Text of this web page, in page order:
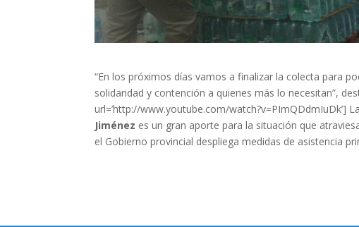
“En los próximos días vamos a finalizar la colecta para
solidaridad y contención a quienes más lo necesitan”,
url=’http://www.youtube.com/
Jiménez es un gran aporte para la situación que
el Gobierno provincial despliega medidas de asistencia